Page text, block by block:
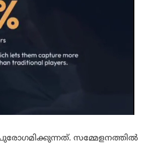
സമ്മേളനത്തിൽ